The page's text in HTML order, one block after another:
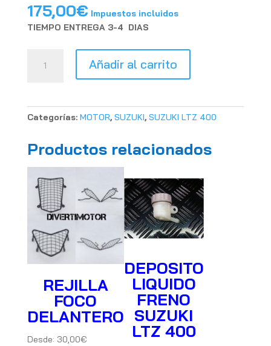
175,00€ Impuestos incluidos
TIEMPO ENTREGA 3-4 DIAS
VALVULAS
RETENES...
LTZ
400
cantidad
Añadir al carrito
Categorías: MOTOR, SUZUKI, SUZUKI LTZ 400
Productos relacionados
REJILLA
FOCO
DELANTERO
Desde: 30,00€
DEPOSITO
LIQUIDO
FRENO
SUZUKI
LTZ 400